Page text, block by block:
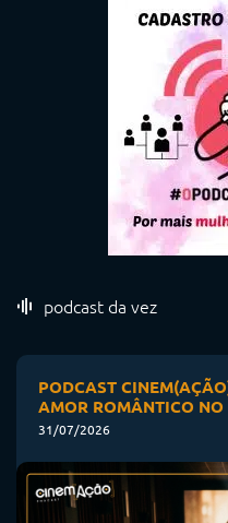
podcast da vez
PODCAST
AMOR ROMÂNTICO
31/07/2026